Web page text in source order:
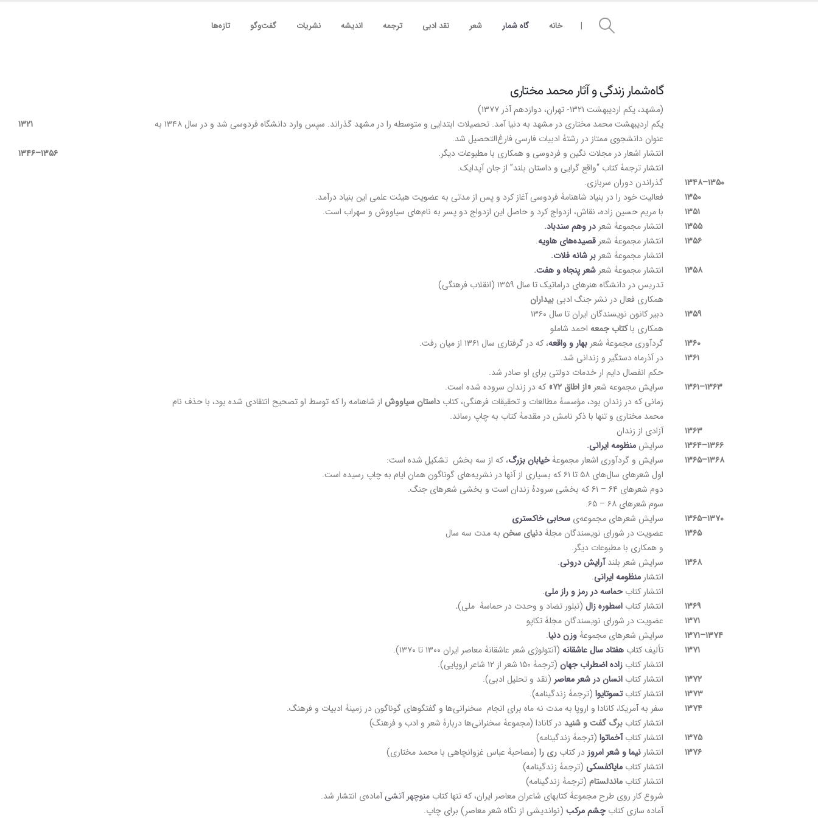
| خانه گاه شمار شعر نقد ادبی ترجمه اندیشه نشریات گفت‌وگو تازه‌ها
گاه‌شمار زندگی و آثار محمد مختاری
(مشهد، یکم اردیبهشت ۱۳۲۱- تهران، دوازدهم آذر ۱۳۷۷)
۱۳۲۱
یکم اردیبهشت محمد مختاری در مشهد به دنیا آمد. تحصیلات ابتدایی و متوسطه را در مشهد گذراند. سپس وارد دانشگاه فردوسی شد و در سال ۱۳۴۸ به
عنوان دانشجوی ممتاز در رشتۀ ادبیات فارسی فارغ‌التحصیل شد.
۱۳۵۶–۱۳۴۶
انتشار اشعار در مجلات نگین و فردوسی و همکاری با مطبوعات دیگر.
انتشار ترجمۀ کتاب “واقع گرایی و داستان بلند” از جان آپدایک.
۱۳۵۰–۱۳۴۸
گذراندن دوران سربازی.
۱۳۵۰
فعالیت خود را در بنیاد شاهنامۀ فردوسی آغاز کرد و پس از مدتی به عضویت هیئت علمی این بنیاد درآمد.
۱۳۵۱
با مریم حسین زاده، نقاش، ازدواج کرد و حاصل این ازدواج دو پسر به نام‌های سیاووش و سهراب است.
۱۳۵۵
انتشار مجموعۀ شعر در وهم سندباد.
۱۳۵۶
انتشار مجموعۀ شعر قصیده­‌های هاویه.
انتشار مجموعۀ شعر بر شانۀ فلات.
۱۳۵۸
انتشار مجموعۀ شعر شعر پنجاه و هفت.
تدریس در دانشگاه هنرهای دراماتیک تا سال ۱۳۵۹ (انقلاب فرهنگی)
همکاری فعال در نشر جنگ ادبی بیداران
۱۳۵۹
دبیر کانون نویسندگان ایران تا سال ۱۳۶۰
همکاری باکتاب جمعۀ احمد شاملو
۱۳۶۰
گردآوری مجموعۀ شعر بهار و واقعه، که در گرفتاری سال ۱۳۶۱ از میان رفت.
۱۳۶۱
در آذرماه دستگیر و زندانی شد.
حکم انفصال دایم ار خدمات دولتی برای او صادر شد.
۱۳۶۳–۱۳۶۱
سرایش مجموعه شعر «از اطاق ۷۲»
که در زندان سروده شده است.
زمانی که در زندان بود، مؤسسۀ مطالعات و تحقیقات فرهنگی، کتاب داستان سیاووش از شاهنامه را که توسط او تصحیح انتقادی شده بود، با حذف نام
محمد مختاری و تنها با ذکر نامش در مقدمۀ کتاب به چاپ رساند.
۱۳۶۳
آزادی از زندان
۱۳۶۶–۱۳۶۴
سرایش منظومۀ ایرانی.
۱۳۶۸–۱۳۶۵
سرایش و گردآوری اشعار مجموعۀخیابان بزرگ، که از سه بخش تشکیل شده است:
اول شعرهای سال‌­های ۵۸ تا ۶۱ که بسیاری از آن­ها در نشریه­‌های گوناگون همان ایام به چاپ رسیده است.
دوم شعرهای ۶۴ – ۶۱ که بخشی سروده­ٔ زندان است و بخشی شعرهای جنگ.
سوم شعرهای ۶۸ – ۶۵.
۱۳۷۰–۱۳۶۵
سرایش شعر‌های مجموعه‌ی سحابی خاکستری
۱۳۶۵
عضویت در شورای نویسندگان مجلۀدنیای سخن به مدت سه سال
و همکاری با مطبوعات دیگر.
۱۳۶۸
سرایش شعر بلندآرایش درونی.
انتشار منظومۀ ایرانی.
انتشار کتابحماسه در رمز و راز ملی.
۱۳۶۹
انتشار کتاب اسطورۀ زال (تبلور تضاد و وحدت در حماسۀ ملی).
۱۳۷۱
عضویت در شورای نویسندگان مجلۀ تکاپو
۱۳۷۴–۱۳۷۱
سرایش شعرهای مجموعۀوزن دنیا.
۱۳۷۱
تألیف کتاب هفتاد سال عاشقانه (آنتولوژی شعر عاشقانۀ معاصر ایران ۱۳۰۰ تا ۱۳۷۰).
انتشار کتاب زادۀ اضطراب جهان (ترجمۀ ۱۵۰ شعر از ۱۲ شاعر اروپایی).
۱۳۷۲
انتشار کتاب انسان در شعر معاصر (نقد و تحلیل ادبی).
۱۳۷۳
انتشار کتابتسوتایوا (ترجمۀ زندگینامه).
۱۳۷۴
سفر به آمریکا، کانادا و اروپا به مدت نه ماه برای انجام سخنرانی­‌ها و گفتگوهای گوناگون در زمینۀ ادبیات و فرهنگ.
انتشار کتاب برگ گفت و شنید در کانادا (مجموعۀ سخنرانی‌­ها دربارۀ شعر و ادب و فرهنگ)
۱۳۷۵
انتشار کتابآخماتوا (ترجمۀ زندگینامه)
۱۳۷۶
انتشار نیما و شعر امروز در کتاب ری را (مصاحبۀ عباس غزوانچاهی با محمد مختاری)
انتشار کتاب مایاکفسکی (ترجمۀ زندگی­نامه)
انتشار کتاب ماندلستام (ترجمۀ زندگی­نامه)
شروع کار روی طرح مجموعۀ کتاب­های شاعران معاصر ایران، که تنها کتاب منوچهر آتشیآماده‌ی انتشار شد.
آماده سازی کتابچشم مرکب (نواندیشی از نگاه شعر معاصر) برای چاپ.